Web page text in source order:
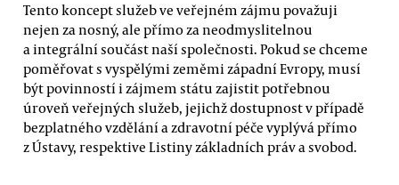
Tento koncept služeb ve veřejném zájmu považuji
nejen za nosný, ale přímo za neodmyslitelnou
a integrální součást naší společnosti. Pokud se chceme
poměřovat s vyspělými zeměmi západní Evropy, musí
být povinností i zájmem státu zajistit potřebnou
úroveň veřejných služeb, jejichž dostupnost v případě
bezplatného vzdělání a zdravotní péče vyplývá přímo
z Ústavy, respektive Listiny základních práv a svobod.